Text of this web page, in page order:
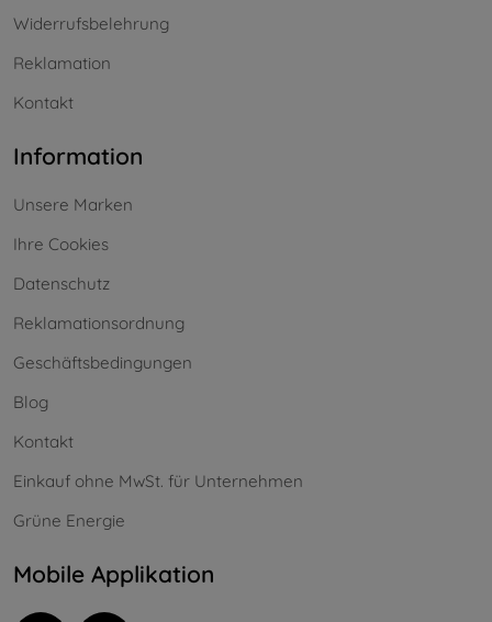
Widerrufsbelehrung
Reklamation
Kontakt
Information
Unsere Marken
Ihre Cookies
Datenschutz
Reklamationsordnung
Geschäftsbedingungen
Blog
Kontakt
Einkauf ohne MwSt. für Unternehmen
Grüne Energie
Mobile Applikation